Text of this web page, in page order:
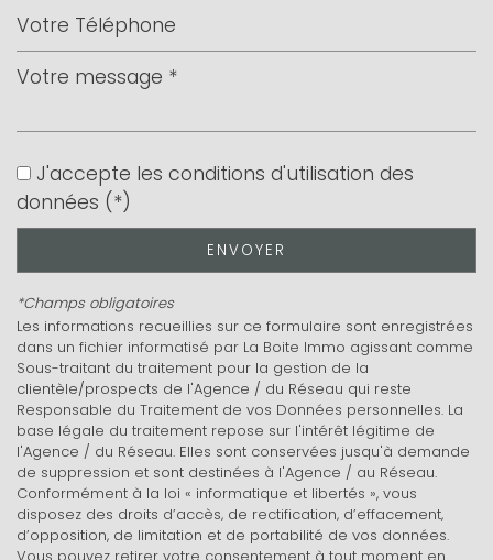
École maternelle
Enseignement supérieur
Lycée
Gare ferroviaire
Bureau de poste
Mairie
Presse et Tabac
J'accepte les conditions d'utilisation des
données (*)
ENVOYER
*Champs obligatoires
Les informations recueillies sur ce formulaire sont enregistrées
dans un fichier informatisé par La Boite Immo agissant comme
Sous-traitant du traitement pour la gestion de la
clientèle/prospects de l'Agence / du Réseau qui reste
Responsable du Traitement de vos Données personnelles. La
base légale du traitement repose sur l'intérêt légitime de
l'Agence / du Réseau. Elles sont conservées jusqu'à demande
de suppression et sont destinées à l'Agence / au Réseau.
Conformément à la loi « informatique et libertés », vous
disposez des droits d’accès, de rectification, d’effacement,
d’opposition, de limitation et de portabilité de vos données.